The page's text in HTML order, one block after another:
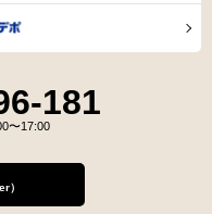
181
〜17:00
）